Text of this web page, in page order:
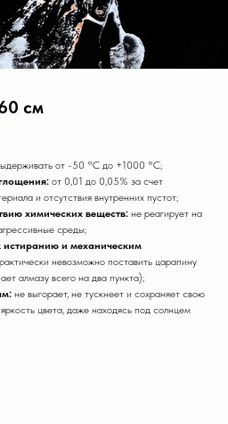
см
от -50 °C до +1000 °C;
от 0,01 до 0,05% за счет
и отсутствия внутренних пустот;
химических веществ: не реагирует на
среды;
истиранию и механическим
невозможно поставить царапину
алмазу всего на два пункта);
не выгорает, не тускнеет и сохраняет свою
цвета, даже находясь под солнцем